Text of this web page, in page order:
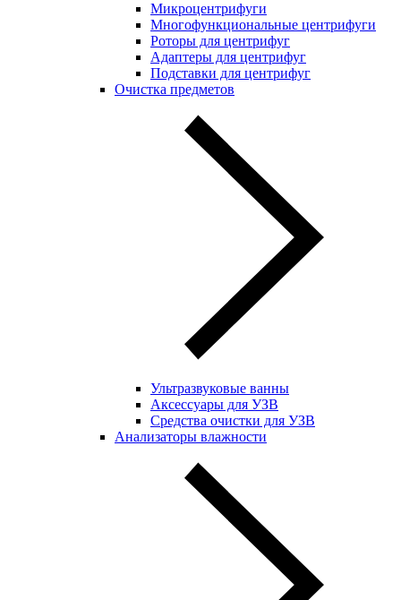
Микроцентрифуги
Многофункциональные центрифуги
Роторы для центрифуг
Адаптеры для центрифуг
Подставки для центрифуг
Очистка предметов
Ультразвуковые ванны
Аксессуары для УЗВ
Средства очистки для УЗВ
Анализаторы влажности